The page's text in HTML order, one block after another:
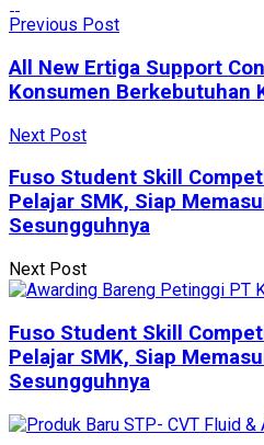
Previous Post
All New Ertiga Support
Konsumen Berkebutuhan
Next Post
Fuso Student Skill
Pelajar SMK, Siap
Sesungguhnya
Next Post
Fuso Student Skill
Pelajar SMK, Siap
Sesungguhnya